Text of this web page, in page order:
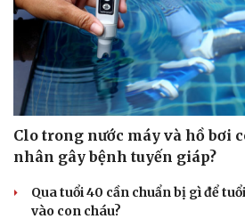
Du lịch
Tư vấn
Săn Tour
check-in
Câu
Đọc
Cửa
Hạt
Clo trong nước máy và hồ bơi
nhân gây bệnh tuyến giáp?
Qua tuổi 40 cần chuẩn bị gì để
vào con cháu?